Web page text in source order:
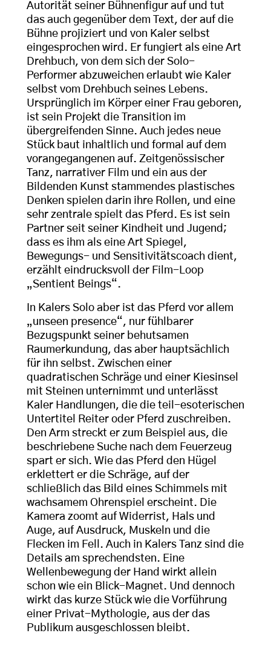
Autorität seiner Bühnenfigur auf und tut
das auch gegenüber dem Text, der auf die
Bühne projiziert und von Kaler selbst
eingesprochen wird. Er fungiert als eine Art
Drehbuch, von dem sich der Solo-
Performer abzuweichen erlaubt wie Kaler
selbst vom Drehbuch seines Lebens.
Ursprünglich im Körper einer Frau geboren,
ist sein Projekt die Transition im
übergreifenden Sinne. Auch jedes neue
Stück baut inhaltlich und formal auf dem
vorangegangenen auf. Zeitgenössischer
Tanz, narrativer Film und ein aus der
Bildenden Kunst stammendes plastisches
Denken spielen darin ihre Rollen, und eine
sehr zentrale spielt das Pferd. Es ist sein
Partner seit seiner Kindheit und Jugend;
dass es ihm als eine Art Spiegel,
Bewegungs- und Sensitivitätscoach dient,
erzählt eindrucksvoll der Film-Loop
„Sentient Beings“.
In Kalers Solo aber ist das Pferd vor allem
„unseen presence“, nur fühlbarer
Bezugspunkt seiner behutsamen
Raumerkundung, das aber hauptsächlich
für ihn selbst. Zwischen einer
quadratischen Schräge und einer Kiesinsel
mit Steinen unternimmt und unterlässt
Kaler Handlungen, die die teil-esoterischen
Untertitel Reiter oder Pferd zuschreiben.
Den Arm streckt er zum Beispiel aus, die
beschriebene Suche nach dem Feuerzeug
spart er sich. Wie das Pferd den Hügel
erklettert er die Schräge, auf der
schließlich das Bild eines Schimmels mit
wachsamem Ohrenspiel erscheint. Die
Kamera zoomt auf Widerrist, Hals und
Auge, auf Ausdruck, Muskeln und die
Flecken im Fell. Auch in Kalers Tanz sind die
Details am sprechendsten. Eine
Wellenbewegung der Hand wirkt allein
schon wie ein Blick-Magnet. Und dennoch
wirkt das kurze Stück wie die Vorführung
einer Privat-Mythologie, aus der das
Publikum ausgeschlossen bleibt.